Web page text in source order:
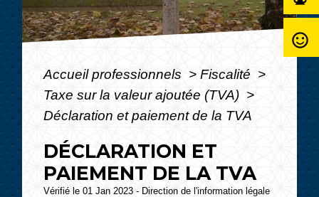
Accueil professionnels > Fiscalité >
Taxe sur la valeur ajoutée (TVA) >
Déclaration et paiement de la TVA
DÉCLARATION ET
PAIEMENT DE LA TVA
Vérifié le 01 Jan 2023 - Direction de l'information légale
sentiment_satisfied_alt